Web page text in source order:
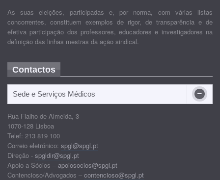
As suas eleições, participadas e, por norma, com várias listas
concorrentes, constituem exemplos de rigor, de transparência e de
efetiva participação dos professores, educadores e investigadores na
definição das linhas mestras da ação sindical.
Contactos
Sede e Serviços Médicos
Rua Fialho de Almeida, 3
1070-128 Lisboa
Telef: 213 819 100
Correio eletrónico: spgl@spgl.pt
Direção - spgldir@spgl.pt
Apoio a Sócios – apoiosocios@spgl.pt
Contencioso/Advogados – contencioso@spgl.pt